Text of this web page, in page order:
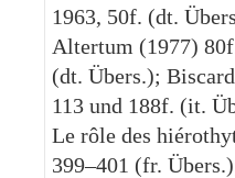
1963, 50f. (dt.
Altertum (1977)
(dt. Übers.);
113 und 188f. (it.
Le rôle des
399–401 (fr.